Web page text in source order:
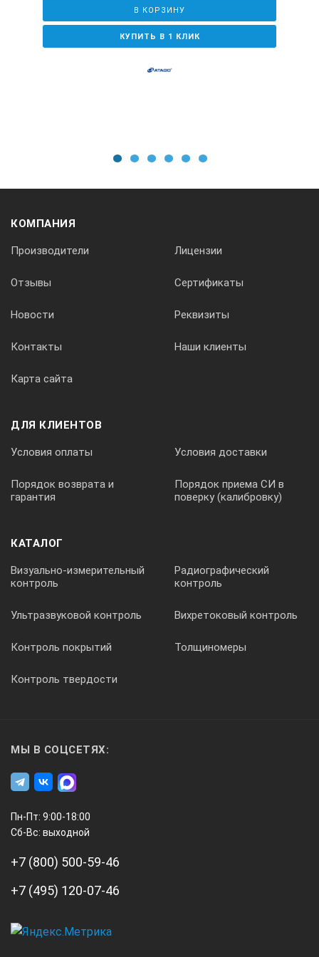
Прозрачная пластина для серии MASTER : RE-2391-59M
В КОРЗИНУ
КУПИТЬ В 1 КЛИК
КОМПАНИЯ
Производители Лицензии
Отзывы Сертификаты
Новости Реквизиты
Контакты Наши клиенты
Карта сайта
ДЛЯ КЛИЕНТОВ
Условия оплаты Условия доставки
Порядок возврата и
гарантия
Порядок приема СИ в
поверку (калибровку)
КАТАЛОГ
Визуально-измерительный
контроль
Радиографический
контроль
Ультразвуковой контроль Вихретоковый контроль
Контроль покрытий Толщиномеры
Контроль твердости
МЫ В СОЦСЕТЯХ:
Пн-Пт: 9:00-18:00
Сб-Вс: выходной
+7 (800) 500-59-46
+7 (495) 120-07-46